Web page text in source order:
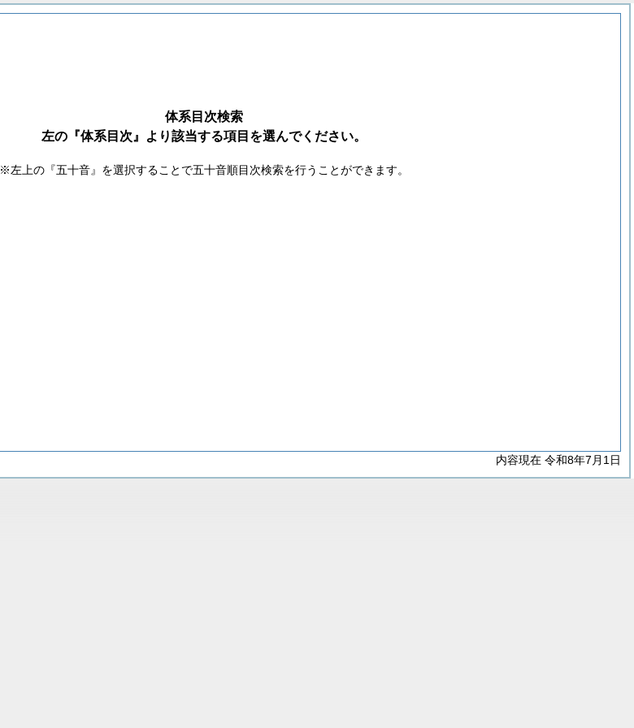
体系目次検索
左の『体系目次』より該当する項目を選んでください。
※左上の『五十音』を選択することで五十音順目次検索を行うことができます。
内容現在 令和8年7月1日